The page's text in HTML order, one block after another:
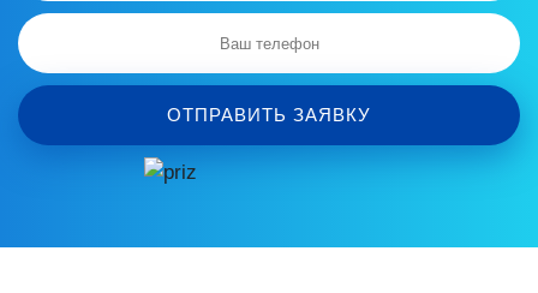
ОТПРАВИТЬ ЗАЯВКУ